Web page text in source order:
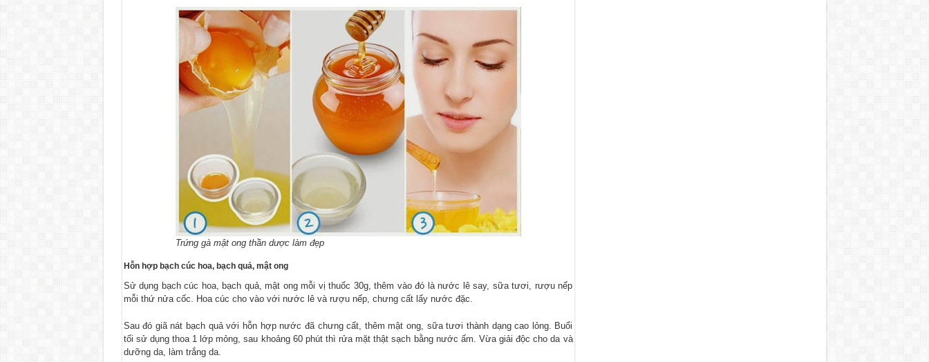
Trứng gà mật ong thần dược làm đẹp
Hỗn hợp bạch cúc hoa, bạch quả, mật ong
Sử dụng bạch cúc hoa, bạch quả, mật ong mỗi vị thuốc 30g, thêm vào đó là nước lê say, sữa tươi, rượu nếp
mỗi thứ nửa cốc. Hoa cúc cho vào với nước lê và rượu nếp, chưng cất lấy nước đặc.
Sau đó giã nát bạch quả với hỗn hợp nước đã chưng cất, thêm mật ong, sữa tươi thành dạng cao lỏng. Buổi
tối sử dụng thoa 1 lớp mỏng, sau khoảng 60 phút thì rửa mặt thật sạch bằng nước ấm. Vừa giải độc cho da và
dưỡng da, làm trắng da.